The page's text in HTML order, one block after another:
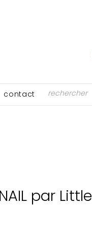
contact
par Little